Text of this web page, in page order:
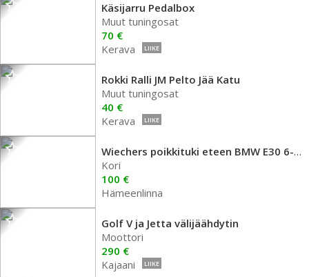
Käsijarru Pedalbox
Muut tuningosat
70 €
Kerava
LIIKE
Rokki Ralli JM Pelto Jää Katu
Muut tuningosat
40 €
Kerava
LIIKE
Wiechers poikkituki eteen BMW E30 6-zyl
Kori
100 €
Hämeenlinna
Golf V ja Jetta välijäähdytin
Moottori
290 €
Kajaani
LIIKE